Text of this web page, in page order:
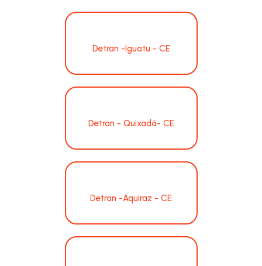
Detran -Iguatu - CE
Detran - Quixadá- CE
Detran -Aquiraz - CE